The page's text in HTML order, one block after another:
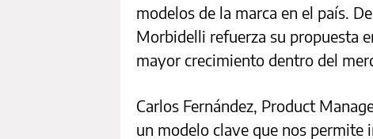
modelos de la marca en el país.
Morbidelli refuerza su propuesta
mayor crecimiento dentro del
Carlos Fernández, Product
un modelo clave que nos permite